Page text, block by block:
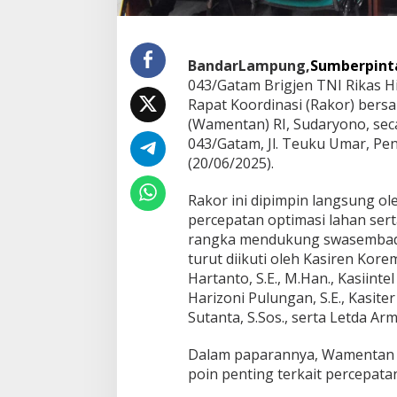
a
I
T
e
r
k
a
i
t
e
t
a
k
S
a
w
a
d
a
l
BandarLampung,
043/Gatam Brigjen TNI Rikas
Rapat Koordinasi (Rakor)
(Wamentan) RI, Sudaryono,
043/Gatam, Jl. Teuku Umar,
(20/06/2025).
Rakor ini dipimpin langsung
percepatan optimasi lahan
rangka mendukung
turut diikuti oleh Kasiren
Hartanto, S.E., M.Han.,
Harizoni Pulungan, S.E.,
Sutanta, S.Sos., serta Letda
Dalam paparannya,
poin penting terkait